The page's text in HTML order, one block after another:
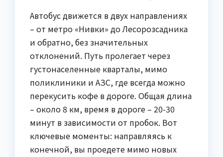
Автобус движется в двух направлениях
– от метро «Нивки» до Лесорозсадника
и обратно, без значительных
отклонений. Путь пролегает через
густонаселенные кварталы, мимо
поликлиники и АЗС, где всегда можно
перекусить кофе в дороге. Общая длина
– около 8 км, время в дороге – 20-30
минут в зависимости от пробок. Вот
ключевые моменты: направляясь к
конечной, вы проедете мимо новых